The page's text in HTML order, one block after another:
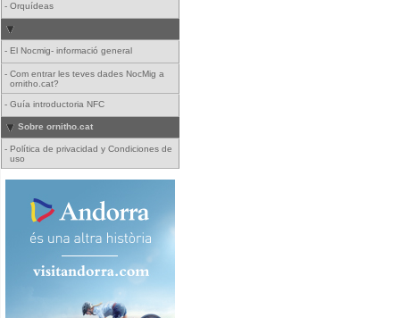
- Orquídeas
- El Nocmig- informació general
- Com entrar les teves dades NocMig a
ornitho.cat?
- Guía introductoria NFC
Sobre ornitho.cat
- Política de privacidad y Condiciones de
uso